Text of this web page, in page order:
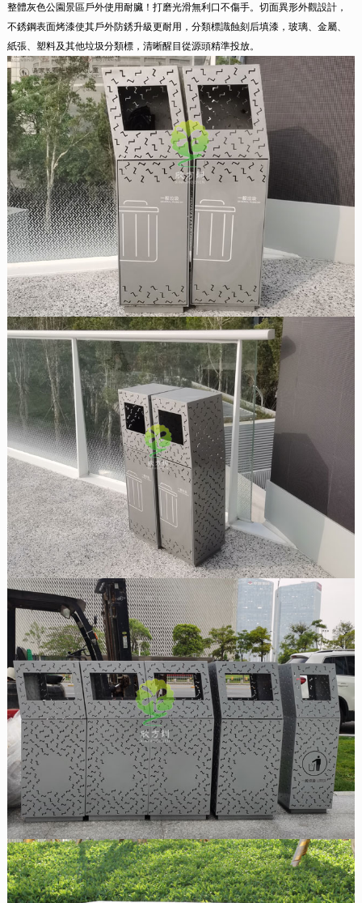
整體灰色公園景區戶外使用耐臟！打磨光滑無利口不傷手。切面異形外觀設計，
不銹鋼表面烤漆使其戶外防銹升級更耐用，分類標識蝕刻后填漆，玻璃、金屬、
紙張、塑料及其他垃圾分類標，清晰醒目從源頭精準投放。